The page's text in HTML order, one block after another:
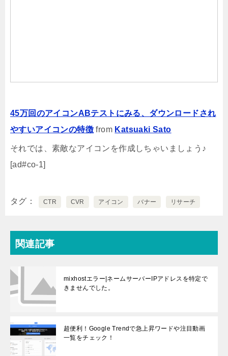
45万回のアイコンABテストにみる、ダウンロードされ
やすいアイコンの特徴 from Katsuaki Sato
それでは、素敵なアイコンを作成しちゃいましょう♪
[ad#co-1]
タグ CTR CVR アイコン バナー リサーチ
関連記事
mixhostエラー|ネームサーバーIPアドレスを特定で
きませんでした。
超便利！Google Trendで急上昇ワードや注目動画
一覧をチェック！